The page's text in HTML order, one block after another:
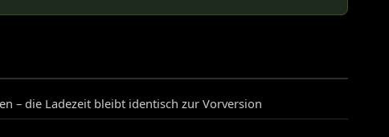
– die Ladezeit bleibt identisch zur Vorversion